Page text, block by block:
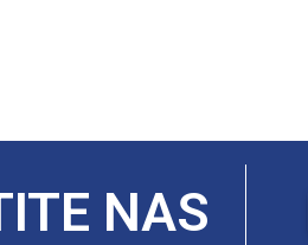
NAS